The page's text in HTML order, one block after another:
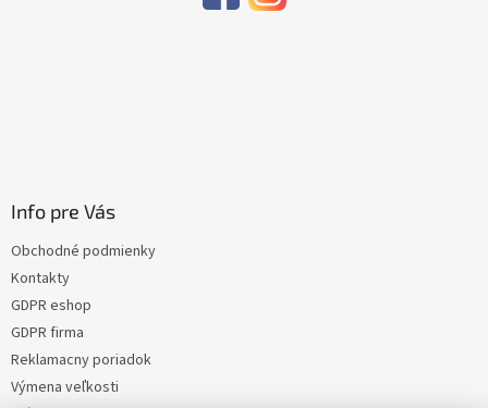
Info pre Vás
Obchodné podmienky
Kontakty
GDPR eshop
GDPR firma
Reklamacny poriadok
Výmena veľkosti